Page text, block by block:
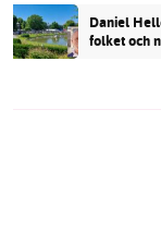
Daniel
folket och